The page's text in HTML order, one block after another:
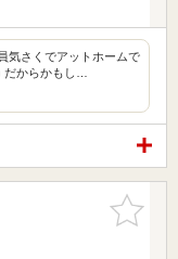
気さくでアットホームで
からかもし…
お気に入
りに追加